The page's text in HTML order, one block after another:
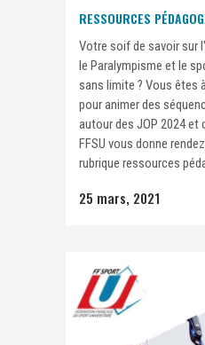
RESSOURCES
Votre soif de savoir sur
le Paralympisme et le
sans limite ? Vous êtes
pour animer des
autour des JOP 2024 et
FFSU vous donne
rubrique ressources
25 mars, 2021